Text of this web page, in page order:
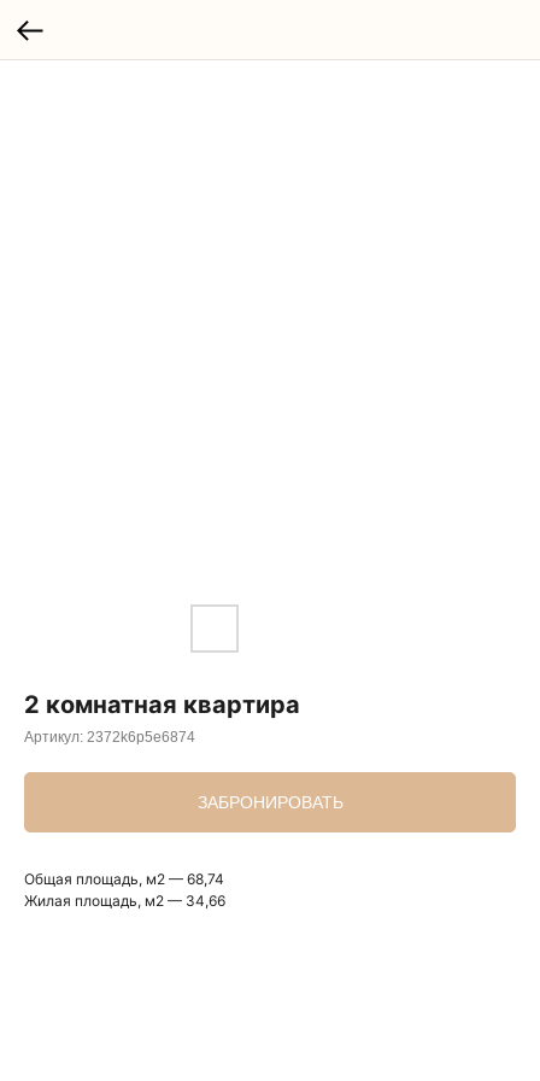
2 комнатная квартира
Артикул: 2372k6p5e6874
ЗАБРОНИРОВАТЬ
Общая площадь, м2 — 68,74
Жилая площадь, м2 — 34,66